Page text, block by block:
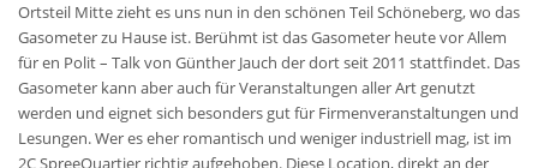
Ortsteil Mitte zieht es uns nun in den schönen Teil Schöneberg, wo das
Gasometer zu Hause ist. Berühmt ist das Gasometer heute vor Allem
für en Polit – Talk von Günther Jauch der dort seit 2011 stattfindet. Das
Gasometer kann aber auch für Veranstaltungen aller Art genutzt
werden und eignet sich besonders gut für Firmenveranstaltungen und
Lesungen. Wer es eher romantisch und weniger industriell mag, ist im